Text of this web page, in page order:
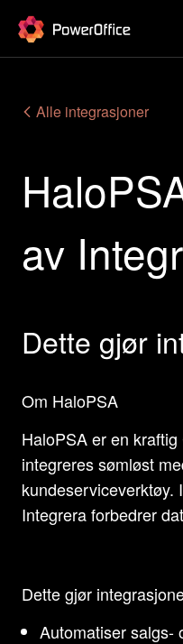
PowerOffice
Funksjoner
Priser
Våre
For
Support
Alle integrasjoner
av
Dette gjør
Om HaloPSA
HaloPSA er en
integreres sømløst
kundeserviceverktøy.
Integrera forbedrer
Dette gjør
Automatiser salgs-